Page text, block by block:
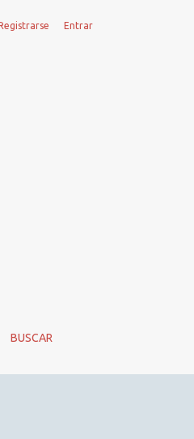
BUSCAR
Entrar